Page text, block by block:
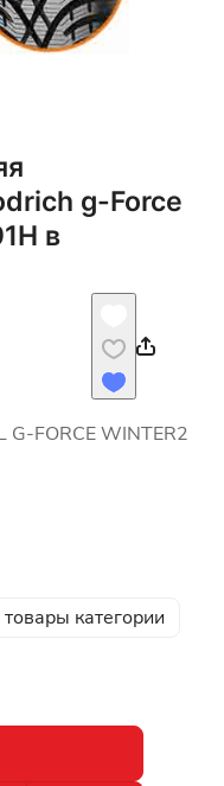
g-Force
в
FORCE WINTER2
категории